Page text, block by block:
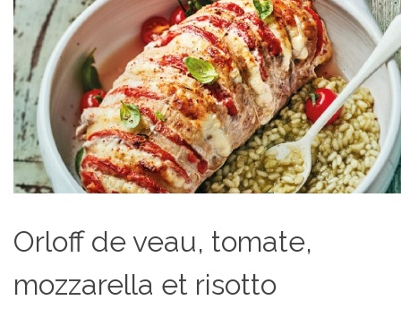
Orloff de veau, tomate,
mozzarella et risotto